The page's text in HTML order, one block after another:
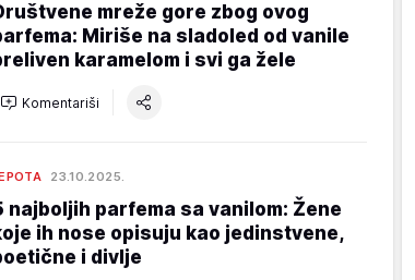
mreže gore zbog ovog
Miriše na sladoled od vanile
karamelom i svi ga žele
Komentariši
23.10.2025.
najboljih parfema sa vanilom: Žene
ih nose opisuju kao jedinstvene,
i divlje